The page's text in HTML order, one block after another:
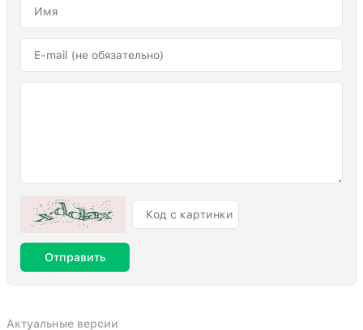
Отправить
Актуальные версии